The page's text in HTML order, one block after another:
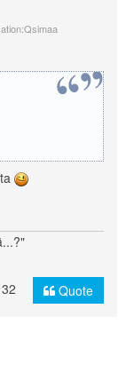
32 Quote